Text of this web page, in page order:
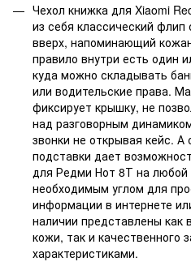
Чехол книжка для Xiaomi
из себя классический
вверх, напоминающий
правило внутри есть один
куда можно складывать
или водительские права.
фиксирует крышку, не
над разговорным
звонки не открывая кейс. А
подставки дает
для Редми Нот 8Т на любой
необходимым углом для
информации в интернете
наличии представлены как
кожи, так и качественного
характеристиками.